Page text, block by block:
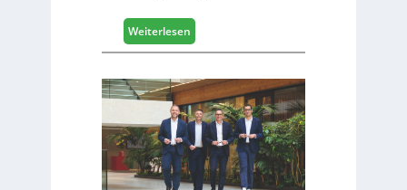
i
i
e
r
t
s
c
Weiterlesen:
H
f
e
l
e
e
r
ö